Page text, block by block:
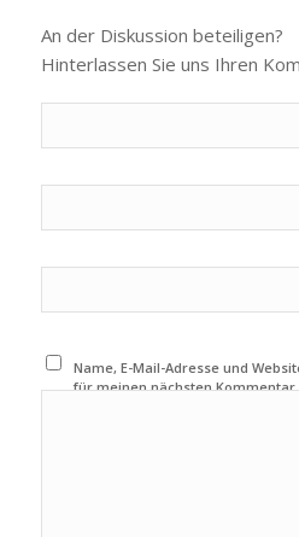
An der Diskussion beteiligen?
Hinterlassen Sie uns Ihren
Name, E-Mail-Adresse und
für meinen nächsten Kommentar